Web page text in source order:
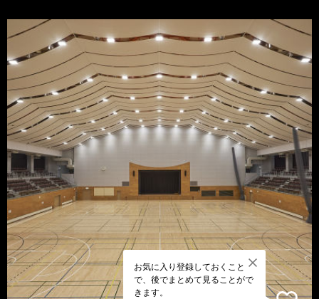
お気に入り登録しておくこと
で、後でまとめて見ることがで
きます。